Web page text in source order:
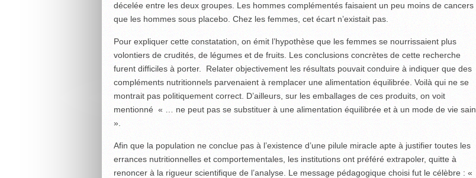
décelée entre les deux groupes. Les hommes complémentés faisaient un peu moins de cancers
que les hommes sous placebo. Chez les femmes, cet écart n’existait pas.
Pour expliquer cette constatation, on émit l’hypothèse que les femmes se nourrissaient plus
volontiers de crudités, de légumes et de fruits. Les conclusions concrètes de cette recherche
furent difficiles à porter. Relater objectivement les résultats pouvait conduire à indiquer que des
compléments nutritionnels parvenaient à remplacer une alimentation équilibrée. Voilà qui ne se
montrait pas politiquement correct. D’ailleurs, sur les emballages de ces produits, on voit
mentionné « … ne peut pas se substituer à une alimentation équilibrée et à un mode de vie sain
».
Afin que la population ne conclue pas à l’existence d’une pilule miracle apte à justifier toutes les
errances nutritionnelles et comportementales, les institutions ont préféré extrapoler, quitte à
renoncer à la rigueur scientifique de l’analyse. Le message pédagogique choisi fut le célèbre : «